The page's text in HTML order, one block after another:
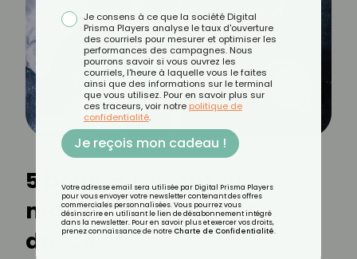
5 bonnes raisons de
manger de la patate
douce
Je consens à ce que la société Digital
Prisma Players analyse le taux d'ouverture
des courriels pour mesurer et optimiser les
performances des campagnes. Nous
pourrons savoir si vous ouvrez les
courriels, l'heure à laquelle vous le faites
ainsi que des informations sur le terminal
que vous utilisez. Pour en savoir plus sur
ces traceurs, voir notre politique de
confidentialité.
Je reçois mon cadeau !
Votre adresse email sera utilisée par Digital Prisma Players
pour vous envoyer votre newsletter contenant des offres
commerciales personnalisées. Vous pourrez vous
désinscrire en utilisant le lien de désabonnement intégré
dans la newsletter. Pour en savoir plus et exercer vos droits,
prenez connaissance de notre Charte de Confidentialité.